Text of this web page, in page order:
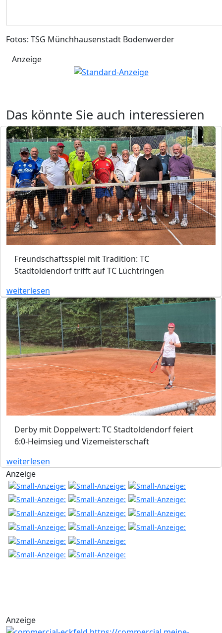
Fotos: TSG Münchhausenstadt Bodenwerder
Anzeige
Das könnte Sie auch interessieren
Freundschaftsspiel mit Tradition: TC
Stadtoldendorf trifft auf TC Lüchtringen
weiterlesen
Derby mit Doppelwert: TC Stadtoldendorf feiert
6:0-Heimsieg und Vizemeisterschaft
weiterlesen
Anzeige
Anzeige